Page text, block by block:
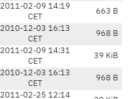
2011-02-09 14:19
CET
663 B
2010-12-03 16:13
CET
968 B
2011-02-09 14:31
CET
39 KiB
2010-12-03 16:13
CET
968 B
2011-02-25 12:14